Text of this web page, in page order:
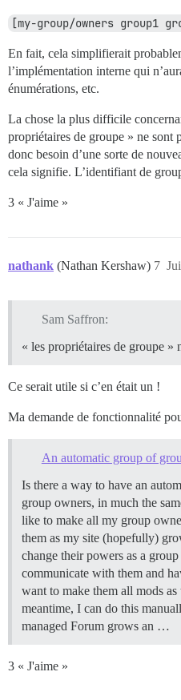
[my-group/owners group1
En fait, cela simplifierait
l’implémentation interne qui
énumérations, etc.
La chose la plus difficile
propriétaires de groupe » ne sont
donc besoin d’une sorte de
cela signifie. L’identifiant de
3 « J'aime »
nathank (Nathan Kershaw) 7
Sam Saffron:
« les propriétaires de groupe »
Ce serait utile si c’en était un !
Ma demande de fonctionnalité
An automatic group of
Is there a way to have an
group owners, in much the
like to make all my group
them as my site (hopefully)
change their powers as a
communicate with them and
want to make them all mods
meantime, I can do this
managed Forum grows an …
3 « J'aime »